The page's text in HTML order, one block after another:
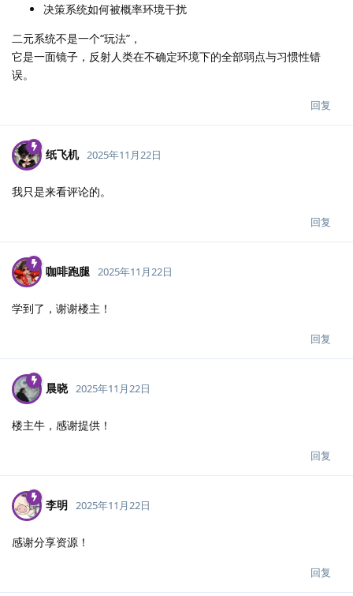
决策系统如何被概率环境干扰
二元系统不是一个“玩法”，
它是一面镜子，反射人类在不确定环境下的全部弱点与习惯性错
误。
回复
纸飞机 2025年11月22日
我只是来看评论的。
回复
咖啡跑腿 2025年11月22日
学到了，谢谢楼主！
回复
晨晓 2025年11月22日
楼主牛，感谢提供！
回复
李明 2025年11月22日
感谢分享资源！
回复